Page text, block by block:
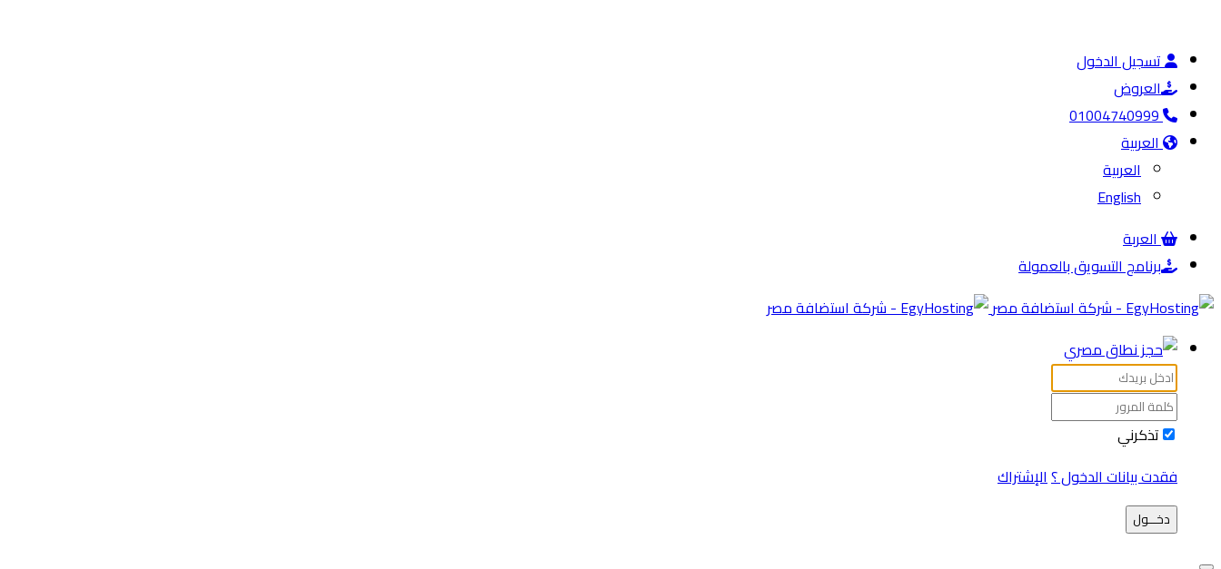
تسجيل الدخول
العروض
01004740999
العربية
العربية
English
العربة
برنامج التسويق بالعمولة
تذكرني
فقدت بيانات الدخول ؟الإشتراك
دخـــول